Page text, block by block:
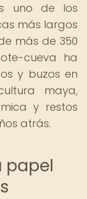
uno de los
más largos
más de 350
cueva ha
y buzos en
maya,
y restos
atrás.
papel